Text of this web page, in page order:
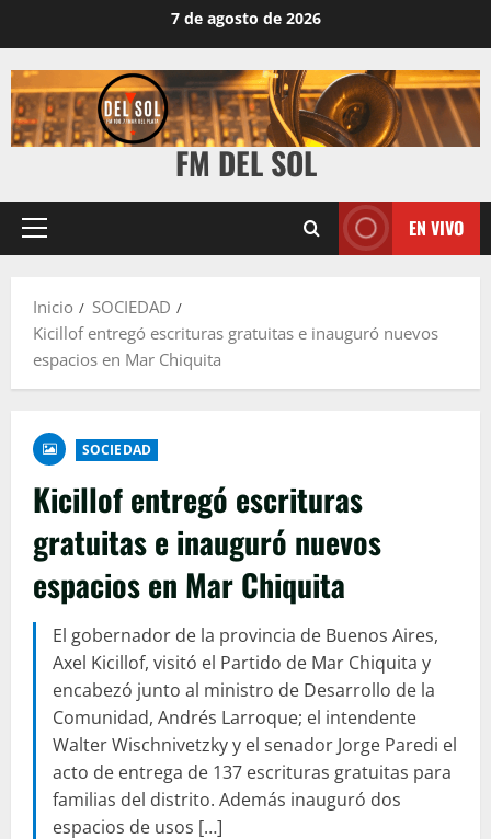
7 de agosto de 2026
FM DEL SOL
EN VIVO
Inicio
SOCIEDAD
Kicillof entregó escrituras gratuitas e inauguró nuevos
espacios en Mar Chiquita
SOCIEDAD
Kicillof entregó escrituras
gratuitas e inauguró nuevos
espacios en Mar Chiquita
El gobernador de la provincia de Buenos Aires,
Axel Kicillof, visitó el Partido de Mar Chiquita y
encabezó junto al ministro de Desarrollo de la
Comunidad, Andrés Larroque; el intendente
Walter Wischnivetzky y el senador Jorge Paredi el
acto de entrega de 137 escrituras gratuitas para
familias del distrito. Además inauguró dos
espacios de usos […]